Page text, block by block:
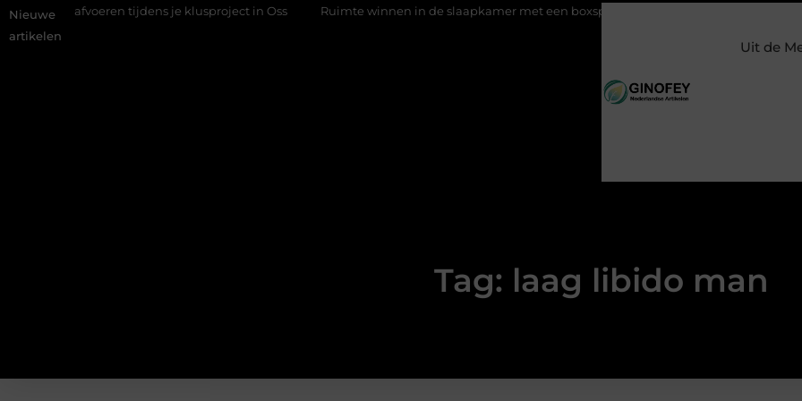
Nieuwe
artikelen
afvoeren tijdens je klusproject in Oss Ruimte winnen in de slaapkamer met een boxspring met opbergruimte
Uit de
Tag: laag libido man